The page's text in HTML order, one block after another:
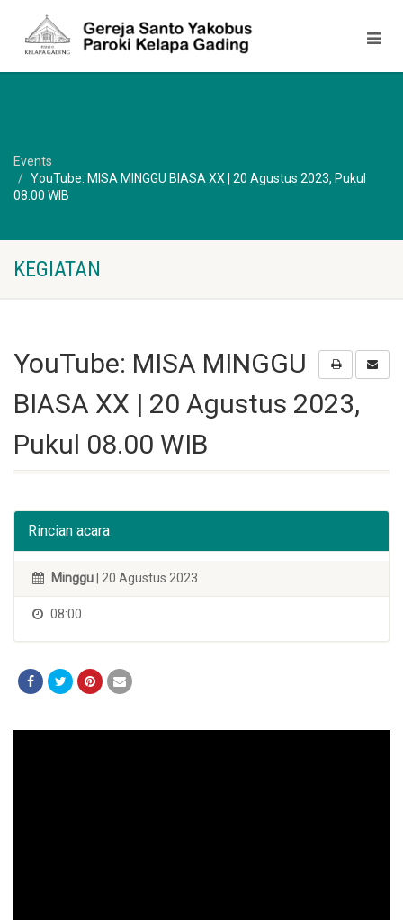
Events
YouTube: MISA MINGGU BIASA XX | 20 Agustus 2023, Pukul
08.00 WIB
KEGIATAN
YouTube: MISA MINGGU
BIASA XX | 20 Agustus 2023,
Pukul 08.00 WIB
Rincian acara
Minggu | 20 Agustus 2023
08:00